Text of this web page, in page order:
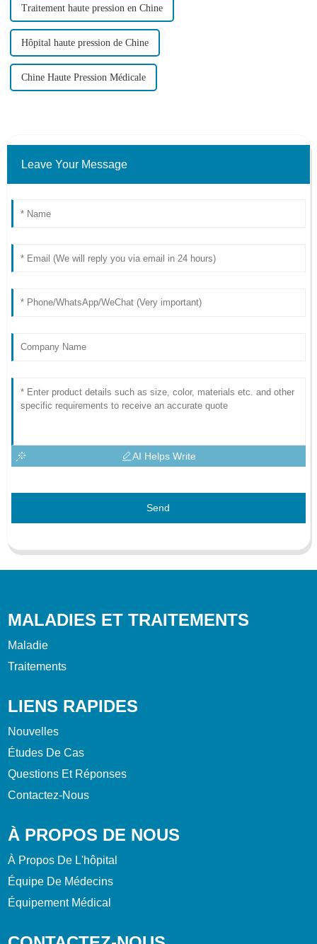
Traitement haute pression en Chine
Hôpital haute pression de Chine
Chine Haute Pression Médicale
Leave Your Message
AI Helps Write
Send
MALADIES ET TRAITEMENTS
Maladie
Traitements
LIENS RAPIDES
Nouvelles
Études De Cas
Questions Et Réponses
Contactez-Nous
À PROPOS DE NOUS
À Propos De L'hôpital
Équipe De Médecins
Équipement Médical